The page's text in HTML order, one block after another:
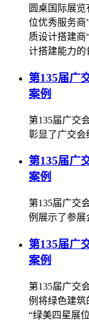
圆桌国际展
位优秀服务商
质设计搭建商
计搭建能力的
第135届广
案例
第135届广交
彰显了广交会
第135届广
案例
第135届广交
例展示了参展
第135届广
案例
第135届广交
例将绿色建筑
“绿美四星展